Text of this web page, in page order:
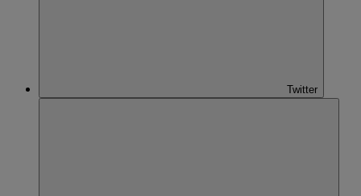
Twitter